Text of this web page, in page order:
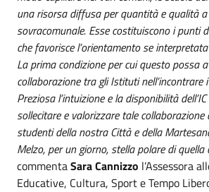
una risorsa diffusa per quantità e qualità a
sovracomunale. Esse costituiscono i punti
che favorisce l’orientamento se
La prima condizione per cui questo possa
collaborazione tra gli Istituti nell’incontrare
Preziosa l’intuizione e la disponibilità
sollecitare e valorizzare tale collaborazione
studenti della nostra Città e della
Melzo, per un giorno, stella polare di quella
commentaSara Cannizzo l’Assessora
Educative, Cultura, Sport e Tempo